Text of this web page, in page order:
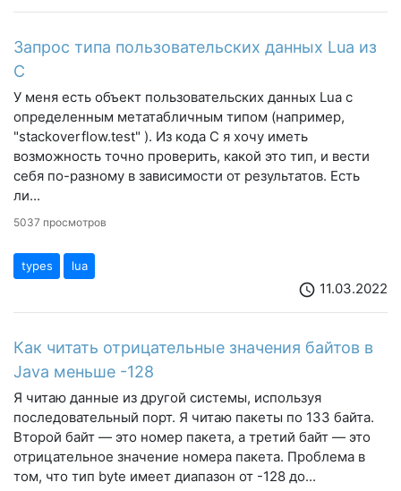
Запрос типа пользовательских данных Lua из
C
У меня есть объект пользовательских данных Lua с
определенным метатабличным типом (например,
"stackoverflow.test" ). Из кода C я хочу иметь
возможность точно проверить, какой это тип, и вести
себя по-разному в зависимости от результатов. Есть
ли...
5037 просмотров
types lua
schedule 11.03.2022
Как читать отрицательные значения байтов в
Java меньше -128
Я читаю данные из другой системы, используя
последовательный порт. Я читаю пакеты по 133 байта.
Второй байт — это номер пакета, а третий байт — это
отрицательное значение номера пакета. Проблема в
том, что тип byte имеет диапазон от -128 до...